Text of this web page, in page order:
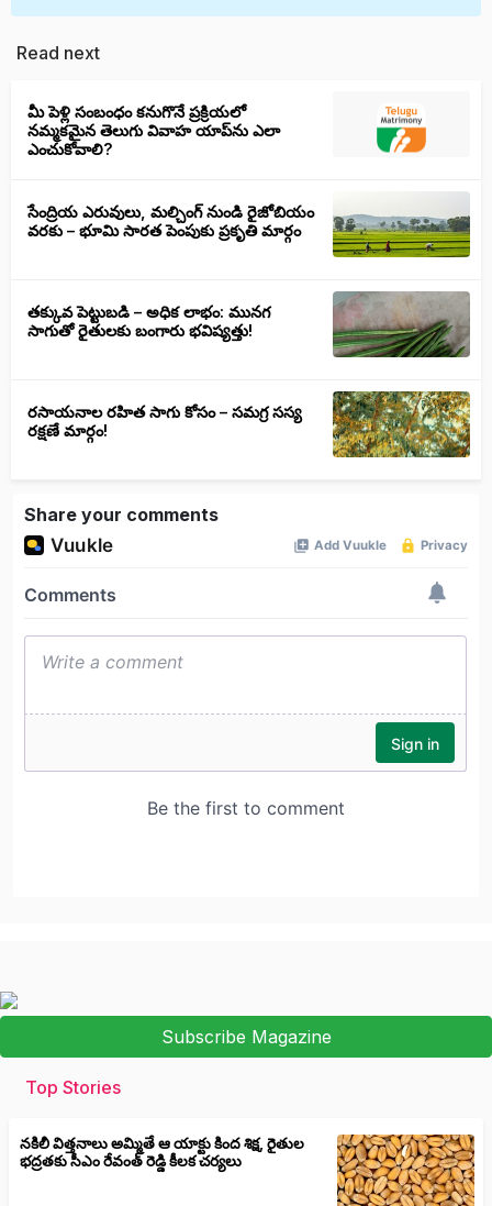
Read next
మీ పెళ్లి సంబంధం కనుగొనే ప్రక్రియలో
నమ్మకమైన తెలుగు వివాహ యాప్‌ను ఎలా
ఎంచుకోవాలి?
సేంద్రియ ఎరువులు, మల్చింగ్ నుండి రైజోబియం
వరకు – భూమి సారత పెంపుకు ప్రకృతి మార్గం
తక్కువ పెట్టుబడి – అధిక లాభం: మునగ
సాగుతో రైతులకు బంగారు భవిష్యత్తు!
రసాయనాల రహిత సాగు కోసం – సమగ్ర సస్య
రక్షణే మార్గం!
Share your comments
Subscribe Magazine
Top Stories
నకిలీ విత్తనాలు అమ్మితే ఆ యాక్టు కింద శిక్ష, రైతుల
భద్రతకు సీఎం రేవంత్ రెడ్డి కీలక చర్యలు